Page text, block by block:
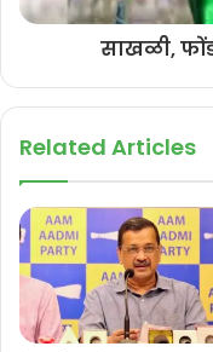
साखळी,
Related Articles